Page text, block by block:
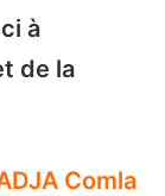
à
de la
Comla